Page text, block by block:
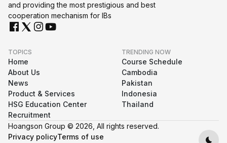
and providing the most prestigious and best
cooperation mechanism for IBs
TOPICS
Home
About Us
News
Product & Services
HSG Education Center
Recruitment
TRENDING NOW
Course Schedule
Cambodia
Pakistan
Indonesia
Thailand
Hoangson Group © 2026, All rights reserved.
Privacy policyTerms of use